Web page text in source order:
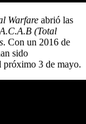
Warfare abrió las
A.C.A.B (Total
. Con un 2016 de
sido
3 de mayo.